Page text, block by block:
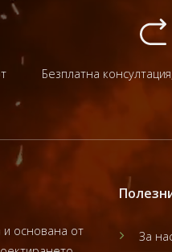
Безплатна
основана от
За